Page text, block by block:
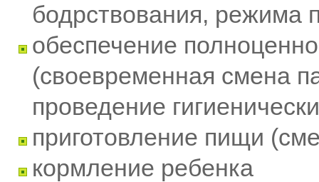
бодрствования, режима
обеспечение
(своевременная смена
проведение
приготовление пищи
кормление ребенка